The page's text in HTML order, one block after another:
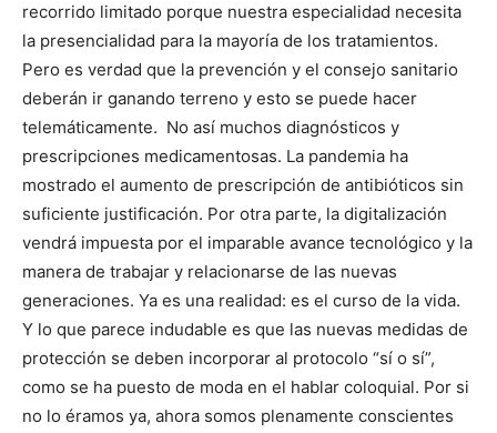
recorrido limitado porque nuestra especialidad necesita
la presencialidad para la mayoría de los tratamientos.
Pero es verdad que la prevención y el consejo sanitario
deberán ir ganando terreno y esto se puede hacer
telemáticamente. No así muchos diagnósticos y
prescripciones medicamentosas. La pandemia ha
mostrado el aumento de prescripción de antibióticos sin
suficiente justificación. Por otra parte, la digitalización
vendrá impuesta por el imparable avance tecnológico y la
manera de trabajar y relacionarse de las nuevas
generaciones. Ya es una realidad: es el curso de la vida.
Y lo que parece indudable es que las nuevas medidas de
protección se deben incorporar al protocolo “sí o sí”,
como se ha puesto de moda en el hablar coloquial. Por si
no lo éramos ya, ahora somos plenamente conscientes